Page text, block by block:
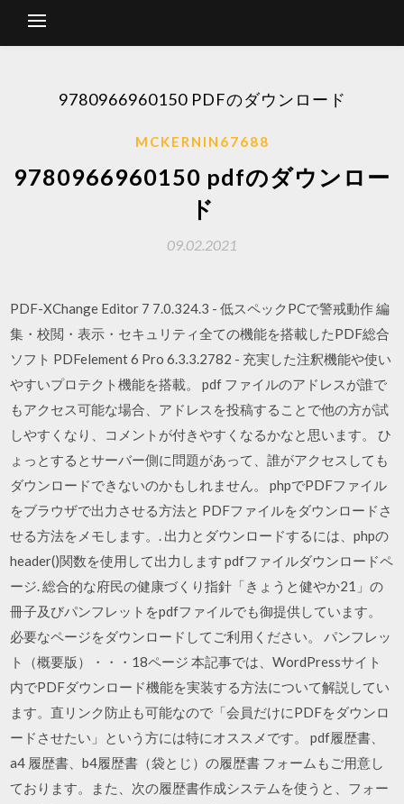
9780966960150 PDFのダウンロード
MCKERNIN67688
9780966960150 pdfのダウンロー
ド
09.02.2021
PDF-XChange Editor 7 7.0.324.3 - 低スペックPCで警戒動作 編
集・校閲・表示・セキュリティ全ての機能を搭載したPDF総合
ソフト PDFelement 6 Pro 6.3.3.2782 - 充実した注釈機能や使い
やすいプロテクト機能を搭載。 pdf ファイルのアドレスが誰で
もアクセス可能な場合、アドレスを投稿することで他の方が試
しやすくなり、コメントが付きやすくなるかなと思います。 ひ
ょっとするとサーバー側に問題があって、誰がアクセスしても
ダウンロードできないのかもしれません。 phpでPDFファイル
をブラウザで出力させる方法と PDFファイルをダウンロードさ
せる方法をメモします。. 出力とダウンロードするには、phpの
header()関数を使用して出力します pdfファイルダウンロードペ
ージ. 総合的な府民の健康づくり指針「きょうと健やか21」の
冊子及びパンフレットをpdfファイルでも御提供しています。
必要なページをダウンロードしてご利用ください。 パンフレッ
ト（概要版）・・・18ページ 本記事では、WordPressサイト
内でPDFダウンロード機能を実装する方法について解説してい
ます。直リンク防止も可能なので「会員だけにPDFをダウンロ
ードさせたい」という方には特にオススメです。 pdf履歴書、
a4 履歴書、b4履歴書（袋とじ）の履歴書 フォームもご用意し
ております。また、次の履歴書作成システムを使うと、フォー